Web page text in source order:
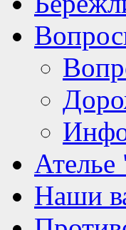
Ателье
Наши